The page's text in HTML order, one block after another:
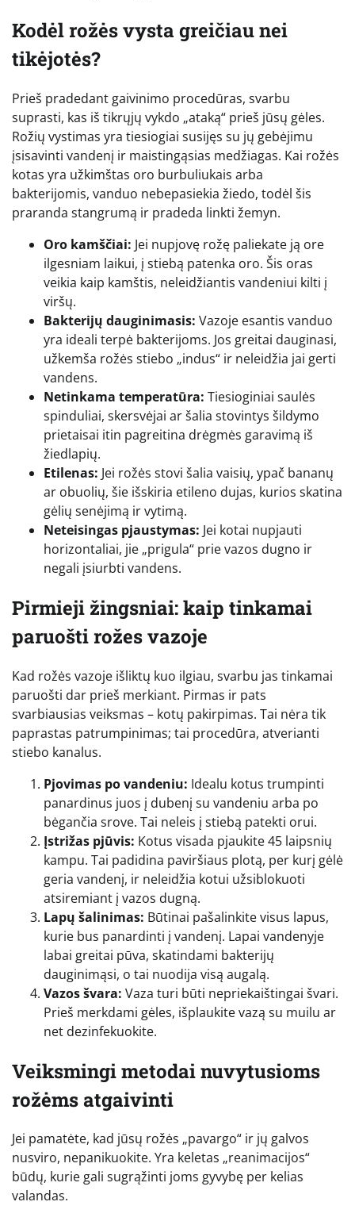
Kodėl rožės vysta greičiau nei
tikėjotės?
Prieš pradedant gaivinimo procedūras, svarbu
suprasti, kas iš tikrųjų vykdo „ataką“ prieš jūsų gėles.
Rožių vystimas yra tiesiogiai susijęs su jų gebėjimu
įsisavinti vandenį ir maistingąsias medžiagas. Kai rožės
kotas yra užkimštas oro burbuliukais arba
bakterijomis, vanduo nebepasiekia žiedo, todėl šis
praranda stangrumą ir pradeda linkti žemyn.
Oro kamščiai: Jei nupjovę rožę paliekate ją ore
ilgesniam laikui, į stiebą patenka oro. Šis oras
veikia kaip kamštis, neleidžiantis vandeniui kilti į
viršų.
Bakterijų dauginimasis: Vazoje esantis vanduo
yra ideali terpė bakterijoms. Jos greitai dauginasi,
užkemša rožės stiebo „indus“ ir neleidžia jai gerti
vandens.
Netinkama temperatūra: Tiesioginiai saulės
spinduliai, skersvėjai ar šalia stovintys šildymo
prietaisai itin pagreitina drėgmės garavimą iš
žiedlapių.
Etilenas: Jei rožės stovi šalia vaisių, ypač bananų
ar obuolių, šie išskiria etileno dujas, kurios skatina
gėlių senėjimą ir vytimą.
Neteisingas pjaustymas: Jei kotai nupjauti
horizontaliai, jie „prigula“ prie vazos dugno ir
negali įsiurbti vandens.
Pirmieji žingsniai: kaip tinkamai
paruošti rožes vazoje
Kad rožės vazoje išliktų kuo ilgiau, svarbu jas tinkamai
paruošti dar prieš merkiant. Pirmas ir pats
svarbiausias veiksmas – kotų pakirpimas. Tai nėra tik
paprastas patrumpinimas; tai procedūra, atverianti
stiebo kanalus.
Pjovimas po vandeniu: Idealu kotus trumpinti
panardinus juos į dubenį su vandeniu arba po
bėgančia srove. Tai neleis į stiebą patekti orui.
Įstrižas pjūvis: Kotus visada pjaukite 45 laipsnių
kampu. Tai padidina paviršiaus plotą, per kurį gėlė
geria vandenį, ir neleidžia kotui užsiblokuoti
atsiremiant į vazos dugną.
Lapų šalinimas: Būtinai pašalinkite visus lapus,
kurie bus panardinti į vandenį. Lapai vandenyje
labai greitai pūva, skatindami bakterijų
dauginimąsi, o tai nuodija visą augalą.
Vazos švara: Vaza turi būti nepriekaištingai švari.
Prieš merkdami gėles, išplaukite vazą su muilu ar
net dezinfekuokite.
Veiksmingi metodai nuvytusioms
rožėms atgaivinti
Jei pamatėte, kad jūsų rožės „pavargo“ ir jų galvos
nusviro, nepanikuokite. Yra keletas „reanimacijos“
būdų, kurie gali sugrąžinti joms gyvybę per kelias
valandas.